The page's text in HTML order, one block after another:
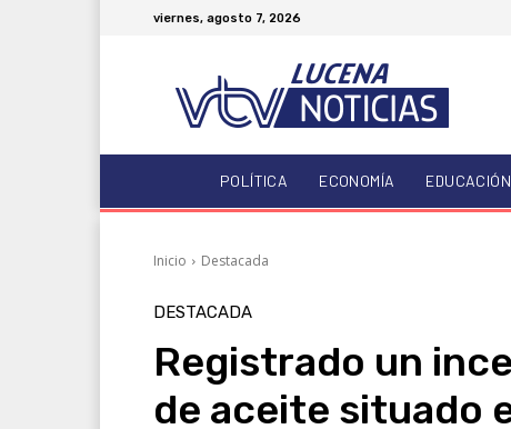
viernes, agosto 7, 2026
POLÍTICA ECONOMÍA EDUCACIÓN
Inicio Destacada
DESTACADA
Registrado un
de aceite situado